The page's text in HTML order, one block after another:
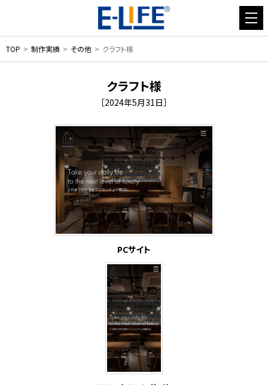
TOP 制作実績 その他 クラフト様
クラフト様
［2024年5月31日］
PCサイト